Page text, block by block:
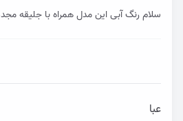
سلام رنگ آبی این مدل همراه با جلیقه
عبا